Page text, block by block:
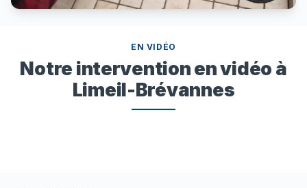
EN VIDÉO
Notre intervention en vidéo à
Limeil-Brévannes